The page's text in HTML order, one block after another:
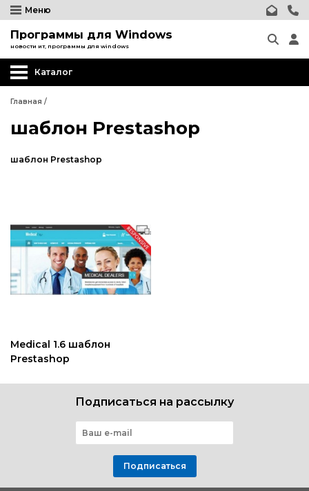
Меню
Программы для Windows
новости ит, программы для windows
Каталог
Главная /
шаблон Prestashop
шаблон Prestashop
Medical 1.6 шаблон
Prestashop
Подписаться на рассылку
Подписаться